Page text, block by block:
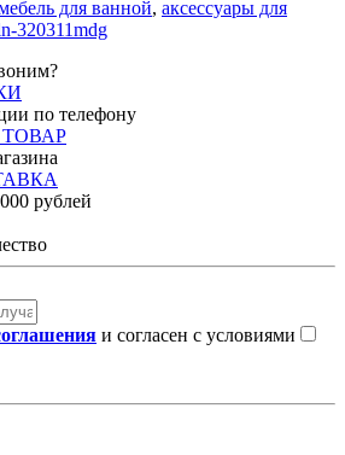
для ванной, аксессуары для
320311mdg
по телефону
ТОВАР
рублей
и согласен с условиями